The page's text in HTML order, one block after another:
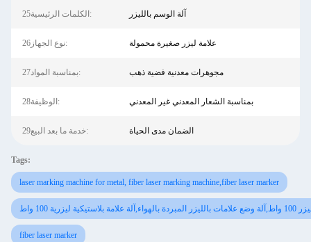
25الكلمات الرئيسية: آلة الوسم بالليزر
26نوع الجهاز: علامة ليزر صغيرة محمولة
27بمناسبة المواد: مجوهرات معدنية فضية ذهب
28الوظيفة: بمناسبة الشعار المعدني غير المعدني
29خدمة ما بعد البيع: الضمان مدى الحياة
Tags:
laser marking machine for metal, fiber laser marking machine,fiber laser marker
100 واط
fiber laser marker